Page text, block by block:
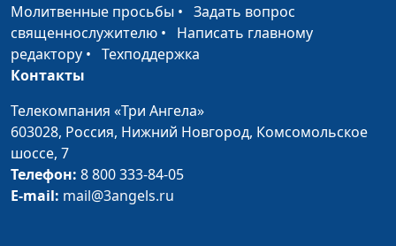
Одиночество
Юлия Синицына, Сергей
Комарницкий,
Неудовлетворение в
браке (вторая часть)
Юлия Синицына, Сергей
Комарницкий,
Неудовлетворение в
Молитвенные просьбы • Задать вопрос
священнослужителю • Написать главному
редактору • Техподдержка
Контакты
Телекомпания «Три Ангела»
603028, Россия, Нижний Новгород, Комсомольское
шоссе, 7
Телефон: 8 800 333-84-05
E-mail: mail@3angels.ru